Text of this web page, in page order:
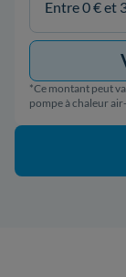
*Ce montant peut
pompe à chaleur